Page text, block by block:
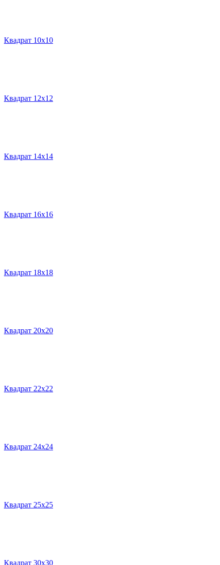
Квадрат 10х10
Квадрат 12х12
Квадрат 14х14
Квадрат 16х16
Квадрат 18х18
Квадрат 20х20
Квадрат 22х22
Квадрат 24х24
Квадрат 25х25
Квадрат 30х30